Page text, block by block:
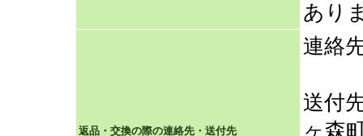
あり
返品・交換の際の連絡先・送付先
連絡
送付
ヶ森